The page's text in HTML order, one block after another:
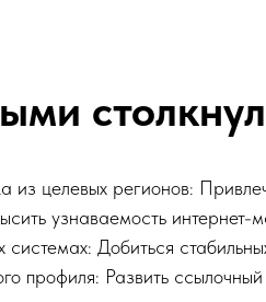
из целевых регионов:
узнаваемость интернет-
Добиться
профиля: Развить